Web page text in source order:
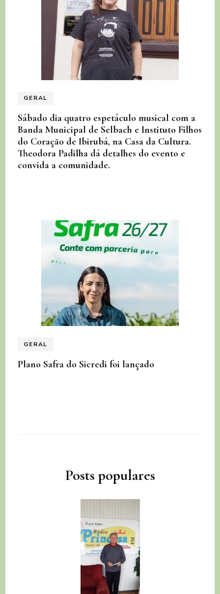
GERAL
Sábado dia quatro espetáculo musical com a
Banda Municipal de Selbach e Instituto Filhos
do Coração de Ibirubá, na Casa da Cultura.
Theodora Padilha dá detalhes do evento e
convida a comunidade.
GERAL
Plano Safra do Sicredi foi lançado
Posts populares